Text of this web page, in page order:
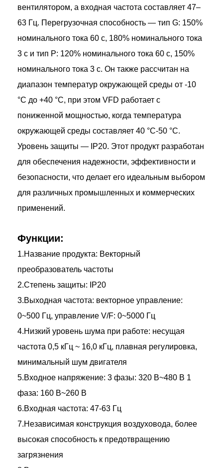
вентилятором, а входная частота составляет 47–
63 Гц. Перегрузочная способность — тип G: 150%
номинального тока 60 с, 180% номинального тока
3 с и тип P: 120% номинального тока 60 с, 150%
номинального тока 3 с. Он также рассчитан на
диапазон температур окружающей среды от -10
°C до +40 °C, при этом VFD работает с
пониженной мощностью, когда температура
окружающей среды составляет 40 °C-50 °C.
Уровень защиты — IP20. Этот продукт разработан
для обеспечения надежности, эффективности и
безопасности, что делает его идеальным выбором
для различных промышленных и коммерческих
применений.
Функции:
1.Название продукта: Векторный
преобразователь частоты
2.Степень защиты: IP20
3.Выходная частота: векторное управление:
0~500 Гц, управление V/F: 0~5000 Гц
4.Низкий уровень шума при работе: несущая
частота 0,5 кГц ~ 16,0 кГц, плавная регулировка,
минимальный шум двигателя
5.Входное напряжение: 3 фазы: 320 В~480 В 1
фаза: 160 В~260 В
6.Входная частота: 47-63 Гц
7.Независимая конструкция воздуховода, более
высокая способность к предотвращению
загрязнения